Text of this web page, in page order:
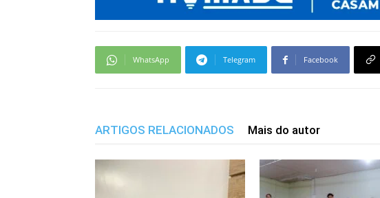
WhatsApp Telegram Facebook
ARTIGOS RELACIONADOS Mais do autor